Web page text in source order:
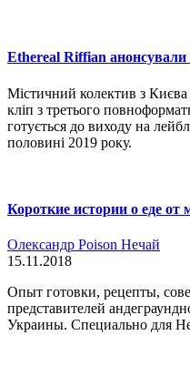
Ethereal Riffian анонсували
Містичний колектив з
кліп з третього
готується до виходу на
половині 2019 року.
Короткие истории о еде от
Олександр Poison Нечай
15.11.2018
Опыт готовки, рецепты,
представителей
Украины. Специально для